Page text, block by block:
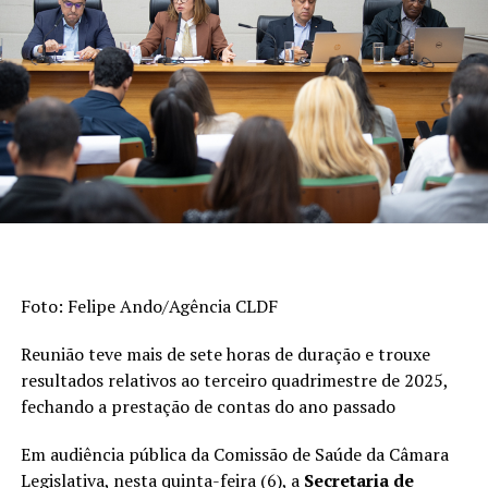
portuguesa e matemática no Sistema de Avaliação da
Educação Básica (Saeb) e as taxas de aprovação apuradas
pelo Censo Escolar. Os indicadores são divulgados a cada
dois anos. A escala do Ideb varia de 0 a 10.
>> Veja abaixo os indicadores do
ensino fundamental
para 6,3, superando a meta (6). Em 2005, era
Esta foi a etapa da educação básica que
registrou o avanço mais expressivo na série
histórica de 20 anos.
Quando considerados os anos finais do ensino
Foto: Felipe Ando/Agência CLDF
Reunião teve mais de sete horas de duração e trouxe
resultados relativos ao terceiro quadrimestre de 2025,
fechando a prestação de contas do ano passado
Em audiência pública da Comissão de Saúde da Câmara
Legislativa, nesta quinta-feira (6), a Secretaria de